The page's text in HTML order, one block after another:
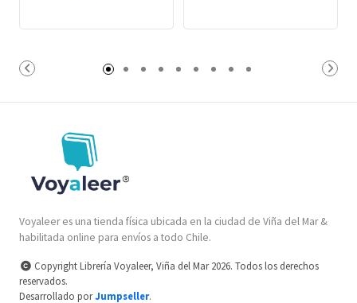
Voyaleer es una tienda física ubicada en la ciudad de Viña del Mar &
habilitada online para envíos a todo Chile.
Copyright Librería Voyaleer, Viña del Mar 2026. Todos los derechos
reservados.
Desarrollado porJumpseller.